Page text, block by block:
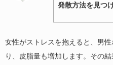
発散方法を見つ
女性がストレスを抱えると、男
り、皮脂量も増加します。その結